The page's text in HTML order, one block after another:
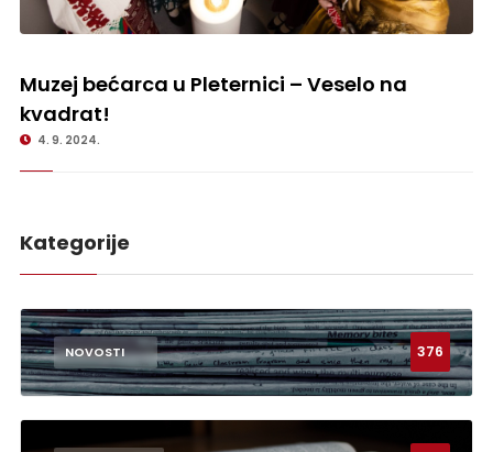
Muzej bećarca u Pleternici – Veselo na kvadrat!
Muzej bećarca u Pleternici – Veselo na
kvadrat!
4. 9. 2024.
Kategorije
NOVOSTI 376